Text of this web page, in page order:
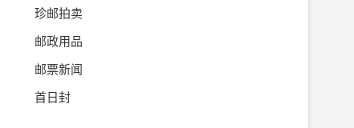
珍邮拍卖
邮政用品
邮票新闻
首日封